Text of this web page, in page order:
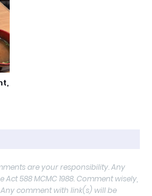
are your responsibility. Any
588 MCMC 1988. Comment wisely,
comment with link(s) will be